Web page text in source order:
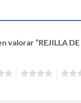
valorar “REJILLA